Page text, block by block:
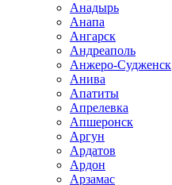
Анадырь
Анапа
Ангарск
Андреаполь
Анжеро-Судженск
Анива
Апатиты
Апрелевка
Апшеронск
Аргун
Ардатов
Ардон
Арзамас